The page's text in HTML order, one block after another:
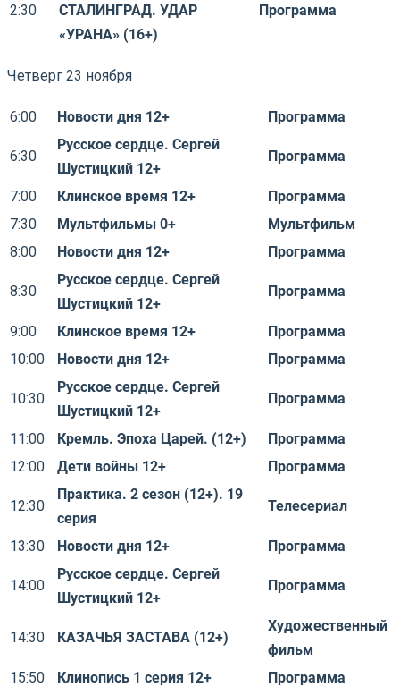
2:30
СТАЛИНГРАД. УДАР
«УРАНА» (16+)
Программа
Четверг 23 ноября
6:00 Новости дня 12+ Программа
6:30
Русское сердце. Сергей
Шустицкий 12+
Программа
7:00 Клинское время 12+
Программа
7:30
Мультфильмы 0+
Мультфильм
8:00
Новости дня 12+ Программа
8:30
Русское сердце. Сергей
Шустицкий 12+
Программа
9:00 Клинское время 12+
Программа
10:00
Новости дня 12+ Программа
10:30
Русское сердце. Сергей
Шустицкий 12+
Программа
11:00 Кремль. Эпоха Царей. (12+)
Программа
12:00
Дети войны 12+ Программа
12:30
Практика. 2 сезон (12+). 19
серия
Телесериал
13:30 Новости дня 12+ Программа
14:00
Русское сердце. Сергей
Шустицкий 12+
Программа
14:30 КАЗАЧЬЯ ЗАСТАВА (12+)
Художественный
фильм
15:50
Клинопись 1 серия 12+
Программа